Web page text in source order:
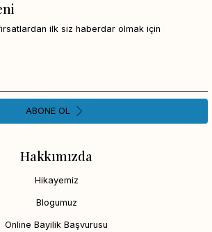
Hakkımızda
Hikayemiz
Blogumuz
Online Bayilik Başvurusu
ilk siz haberdar olmak için
ABONE OL